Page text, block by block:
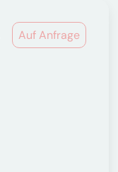
Auf Anfrage